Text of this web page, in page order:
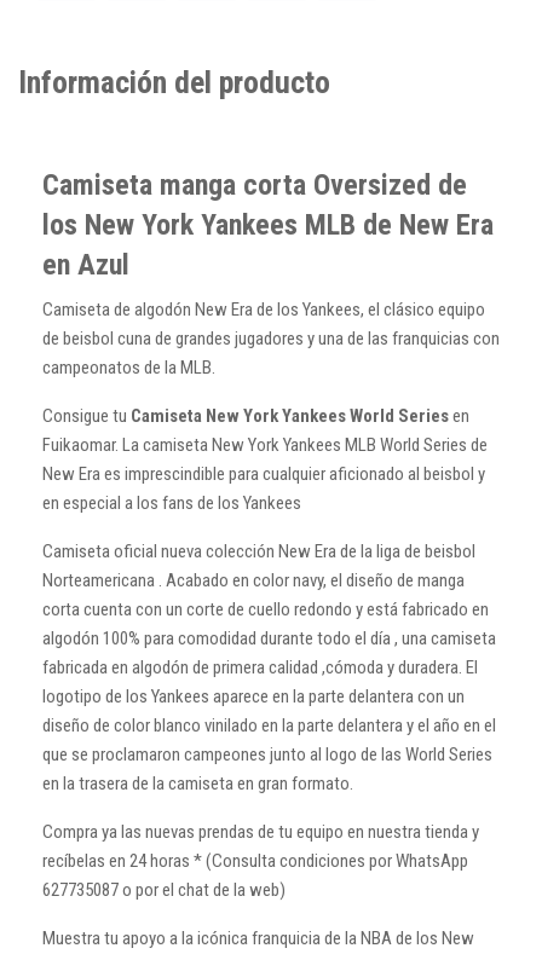
Información del producto
Camiseta manga corta Oversized de
los New York Yankees MLB de New Era
en Azul
Camiseta de algodón New Era de los Yankees, el clásico equipo
de beisbol cuna de grandes jugadores y una de las franquicias con
campeonatos de la MLB.
Consigue tu Camiseta New York Yankees World Seriesen
Fuikaomar. La camiseta New York Yankees MLB World Series de
New Era es imprescindible para cualquier aficionado al beisbol y
en especial a los fans de los Yankees
Camiseta oficial nueva colección New Era de la liga de beisbol
Norteamericana . Acabado en color navy, el diseño de manga
corta cuenta con un corte de cuello redondo y está fabricado en
algodón 100% para comodidad durante todo el día , una camiseta
fabricada en algodón de primera calidad ,cómoda y duradera. El
logotipo de los Yankees aparece en la parte delantera con un
diseño de color blanco vinilado en la parte delantera y el año en el
que se proclamaron campeones junto al logo de las World Series
en la trasera de la camiseta en gran formato.
Compra ya las nuevas prendas de tu equipo en nuestra tienda y
recíbelas en 24 horas * (Consulta condiciones por WhatsApp
627735087 o por el chat de la web)
Muestra tu apoyo a la icónica franquicia de la NBA de los New